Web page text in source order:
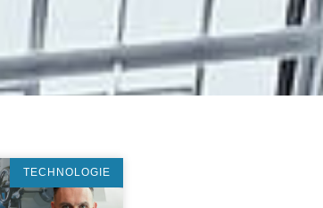
TECHNOLOGIE